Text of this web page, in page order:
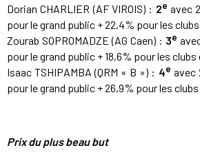
Dorian CHARLIER (AF VIROIS) : 2e avec
pour le grand public + 22,4% pour les
Zourab SOPROMADZE (AG Caen) : 3e
pour le grand public + 18,6% pour les
Isaac TSHIPAMBA (QRM « B ») : 4e avec
pour le grand public + 26,9% pour les
Prix du plus beau but